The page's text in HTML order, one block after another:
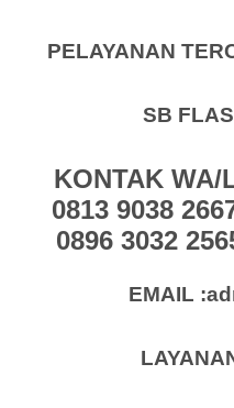
PELAYANAN
SB
KONTAK WA/
0813 9038
0896 3032
EMAIL